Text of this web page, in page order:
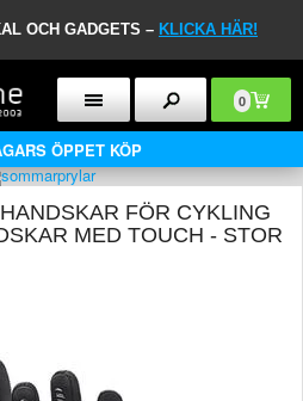
OCH GADGETS – KLICKA HÄR!
0
ÖPPET KÖP
FÖR CYKLING
MED TOUCH - STOR